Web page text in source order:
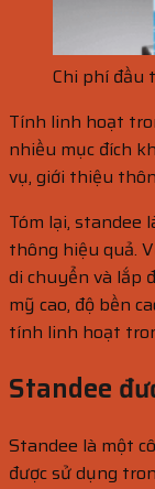
Chi phí đầu
Tính linh hoạt
nhiều mục đích
vụ, giới thiệu
Tóm lại, standee
thông hiệu quả.
di chuyển và lắp
mỹ cao, độ bền
tính linh hoạt
Standee
Standee là một
được sử dụng